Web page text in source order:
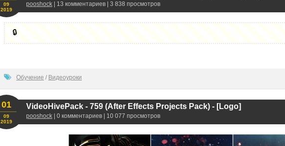
pooshock | 13 комментариев | 3 838 просмотров
09
2019
🔒
Обучение / Видеоуроки
VideoHivePack - 759 (After Effects Projects Pack) - [Logo]
pooshock | 0 комментариев | 10 077 просмотров
01
09
2019